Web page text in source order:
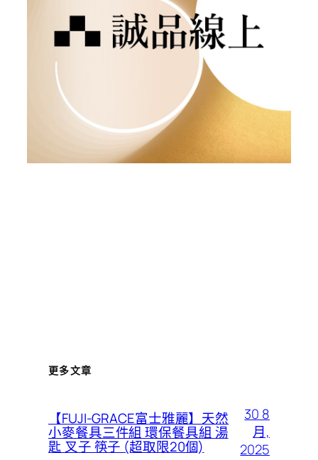
更多文章
【FUJI-GRACE富士雅麗】天然
小麥餐具三件組 環保餐具組 湯
匙 叉子 筷子 (超取限20個)
30 8
月,
2025